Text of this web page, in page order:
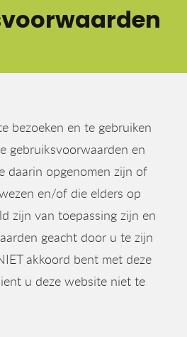
bezoeken en te gebruiken
gebruiksvoorwaarden en
daarin opgenomen zijn of
en/of die elders op
zijn van toepassing zijn en
geacht door u te zijn
akkoord bent met deze
u deze website niet te